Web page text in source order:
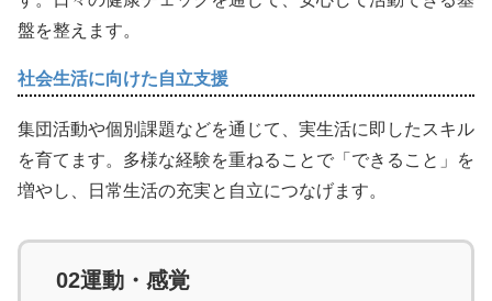
盤を整えます。
社会生活に向けた自立支援
集団活動や個別課題などを通じて、実生活に即したスキル
を育てます。多様な経験を重ねることで「できること」を
増やし、日常生活の充実と自立につなげます。
02運動・感覚